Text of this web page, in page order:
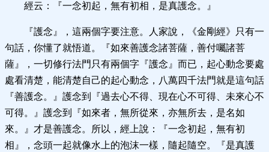
經云：『一念初起，無有初相，是真護念。』
『護念』，這兩個字要注意。人家說，《金剛經》只有一
句話，你懂了就悟道。『如來善護念諸菩薩，善付囑諸菩
薩』，一切修行法門只有兩個字『護念』而已，起心動念要處
處看清楚，能清楚自己的起心動念，八萬四千法門就是這句話
『善護念。』護念到『過去心不得、現在心不可得、未來心不
可得。』護念到『如來者，無所從來，亦無所去，是名如
來。』才是善護念。所以，經上說：『一念初起，無有初
相』，念頭一起就像水上的泡沫一樣，隨起隨空。『是真護